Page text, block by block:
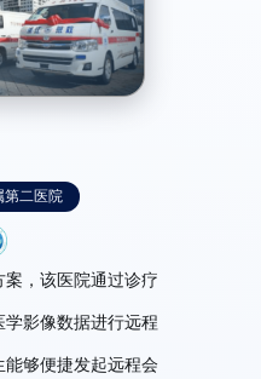
第二医院
，该医院通过诊疗
影像数据进行远程
能够便捷发起远程会